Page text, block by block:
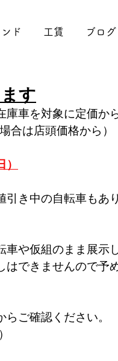
ド 工賃 ブログ
す
車を対象に定価か
合は店頭価格から）
引き中の自転車もあ
車や仮組のまま展示
はできませんので予
らご確認ください。